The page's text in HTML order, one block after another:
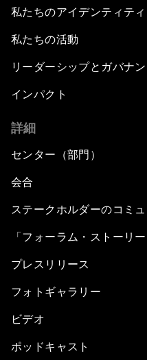
私たちのアイデンティティ
私たちの活動
リーダーシップとガバナ
インパクト
詳細
センター（部門）
会合
ステークホルダーのコミ
「フォーラム・ストーリー
プレスリリース
フォトギャラリー
ビデオ
ポッドキャスト